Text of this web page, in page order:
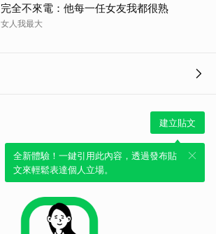
完全不來電：他每一任女友我都很熟
女人我最大
建立貼文
全新體驗！一鍵引用此內容，透過發布貼
文來輕鬆表達個人立場。